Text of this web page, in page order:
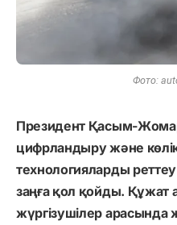
Фото:
Президент Қасым-
цифрландыру және
технологияларды
заңға қол қойды.
жүргізушілер арасында